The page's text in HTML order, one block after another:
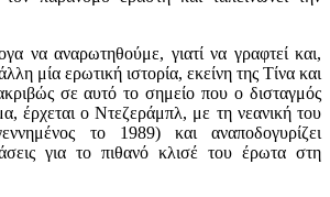
να αναρωτηθούμε, γιατί να γραφτεί και,
μία ερωτική ιστορία, εκείνη της Τίνα και
σε αυτό το σημείο που ο δισταγμός
έρχεται ο Ντεζεράμπλ, με τη νεανική του
το 1989) και αναποδογυρίζει
για το πιθανό κλισέ του έρωτα στη